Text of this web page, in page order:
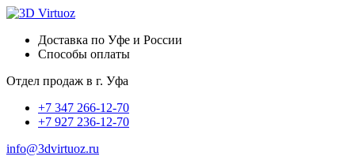
Доставка по Уфе и России
Способы оплаты
Отдел продаж в г. Уфа
+7 347 266-12-70
+7 927 236-12-70
info@3dvirtuoz.ru